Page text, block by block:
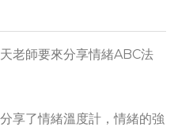
老師要來分享情緒ABC法
享了情緒溫度計，情緒的強